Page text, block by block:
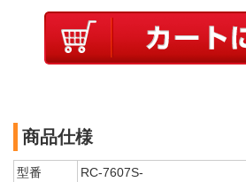
商品仕様
型番
RC-7607S-